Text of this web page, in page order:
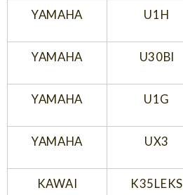
YAMAHA U1H
YAMAHA U30Bl
YAMAHA U1G
YAMAHA UX3
KAWAI K35LEKS